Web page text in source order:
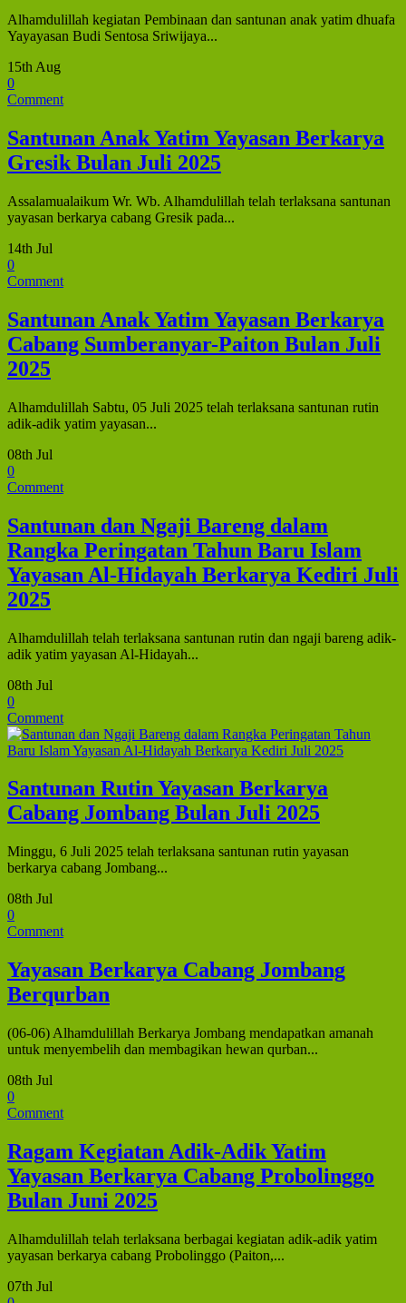
Alhamdulillah kegiatan Pembinaan dan santunan anak yatim dhuafa
Yayayasan Budi Sentosa Sriwijaya...
15th Aug
0
Comment
Santunan Anak Yatim Yayasan Berkarya
Gresik Bulan Juli 2025
Assalamualaikum Wr. Wb. Alhamdulillah telah terlaksana santunan
yayasan berkarya cabang Gresik pada...
14th Jul
0
Comment
Santunan Anak Yatim Yayasan Berkarya
Cabang Sumberanyar-Paiton Bulan Juli
2025
Alhamdulillah Sabtu, 05 Juli 2025 telah terlaksana santunan rutin
adik-adik yatim yayasan...
08th Jul
0
Comment
Santunan dan Ngaji Bareng dalam
Rangka Peringatan Tahun Baru Islam
Yayasan Al-Hidayah Berkarya Kediri Juli
2025
Alhamdulillah telah terlaksana santunan rutin dan ngaji bareng adik-
adik yatim yayasan Al-Hidayah...
08th Jul
0
Comment
Santunan Rutin Yayasan Berkarya
Cabang Jombang Bulan Juli 2025
Minggu, 6 Juli 2025 telah terlaksana santunan rutin yayasan
berkarya cabang Jombang...
08th Jul
0
Comment
Yayasan Berkarya Cabang Jombang
Berqurban
(06-06) Alhamdulillah Berkarya Jombang mendapatkan amanah
untuk menyembelih dan membagikan hewan qurban...
08th Jul
0
Comment
Ragam Kegiatan Adik-Adik Yatim
Yayasan Berkarya Cabang Probolinggo
Bulan Juni 2025
Alhamdulillah telah terlaksana berbagai kegiatan adik-adik yatim
yayasan berkarya cabang Probolinggo (Paiton,...
07th Jul